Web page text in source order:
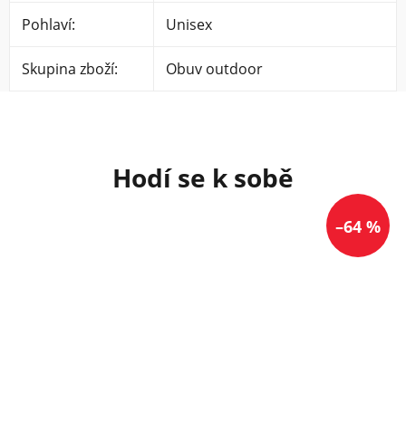
–64 %
Pohlaví: Unisex
Skupina zboží: Obuv outdoor